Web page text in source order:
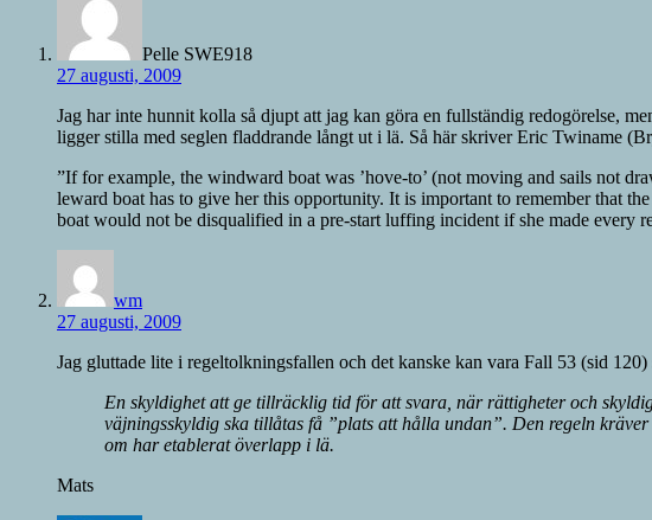
Pelle SWE918
27 augusti, 2009
Jag har inte hunnit kolla så djupt att jag kan göra en fullständig redogörelse,
ligger stilla med seglen fladdrande långt ut i lä. Så här skriver Eric Twiname
”If for example, the windward boat was ’hove-to’ (not moving and sails not
leward boat has to give her this opportunity. It is important to remember that
boat would not be disqualified in a pre-start luffing incident if she made every
wm
27 augusti, 2009
Jag gluttade lite i regeltolkningsfallen och det kanske kan vara Fall 53 (sid
En skyldighet att ge tillräcklig tid för att svara, när rättigheter och
väjningsskyldig ska tillåtas få ”plats att hålla undan”. Den regeln
om har etablerat överlapp i lä.
Mats